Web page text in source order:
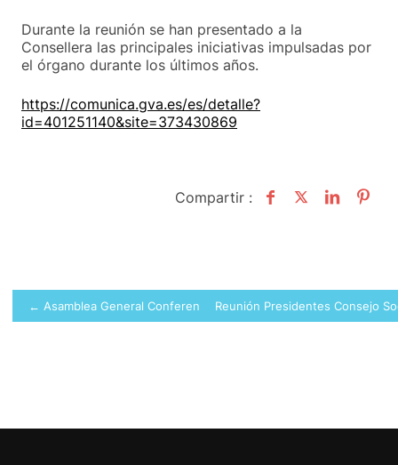
Durante la reunión se han presentado a la
Consellera las principales iniciativas impulsadas por
el órgano durante los últimos años.
https://comunica.gva.es/es/detalle?
id=401251140&site=373430869
Compartir :
Navegación
de
← Asamblea General Conferencia Consejos Sociales
Reunión Presidentes Consejo